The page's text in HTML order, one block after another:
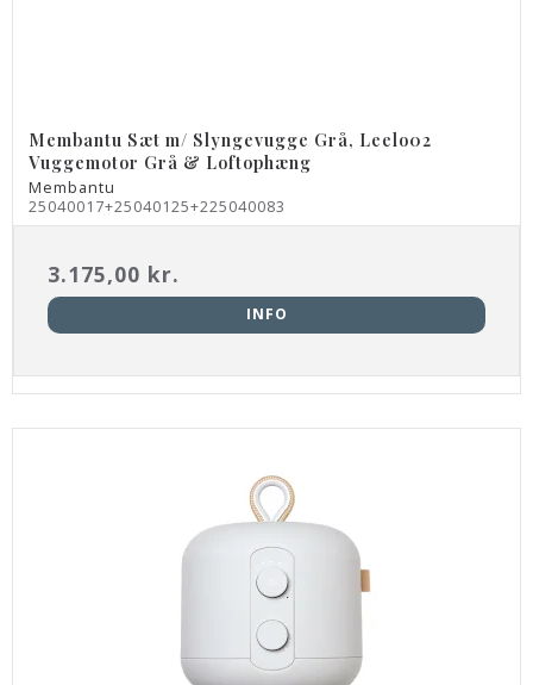
Membantu Sæt m/ Slyngevugge Grå, Leelo02
Vuggemotor Grå & Loftophæng
Membantu
25040017+25040125+225040083
3.175,00 kr.
INFO